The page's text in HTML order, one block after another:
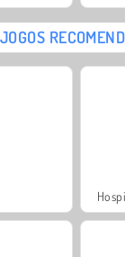
JOGOS